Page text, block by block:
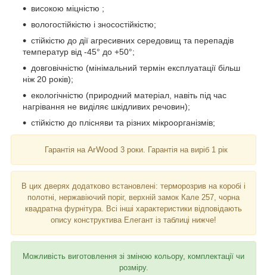
високою міцністю ;
вологостійкістю і зносостійкістю;
стійкістю до дії агресивних середовищ та перепадів
температур від -45° до +50°;
довговічністю (мінімальний термін експлуатації більш
ніж 20 років);
екологічністю (природний матеріал, навіть під час
нагрівання не виділяє шкідливих речовин);
стійкістю до плісняви та різних мікроорганізмів;
Гарантія на ArWood 3 роки. Гарантія на виріб 1 рік
В цих дверях додатково встановлені: терморозрив на коробі і
полотні, нержавіючий поріг, верхній замок Кале 257, чорна
квадратна фурнітура. Всі інші характеристики відповідають
опису конструктива Елегант із таблиці нижче!
Можливість виготовлення зі зміною кольору, комплектації чи
розміру.